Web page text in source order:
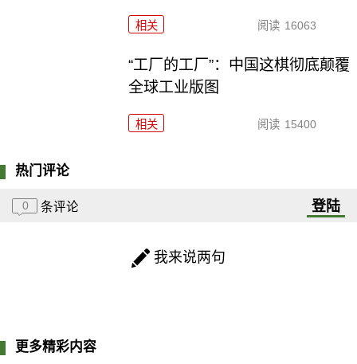
相关 阅读 16063
“工厂的工厂”：中国这棋彻底颠覆
全球工业版图
相关 阅读 15400
热门评论
0 条评论 登陆
我来说两句
更多精彩内容